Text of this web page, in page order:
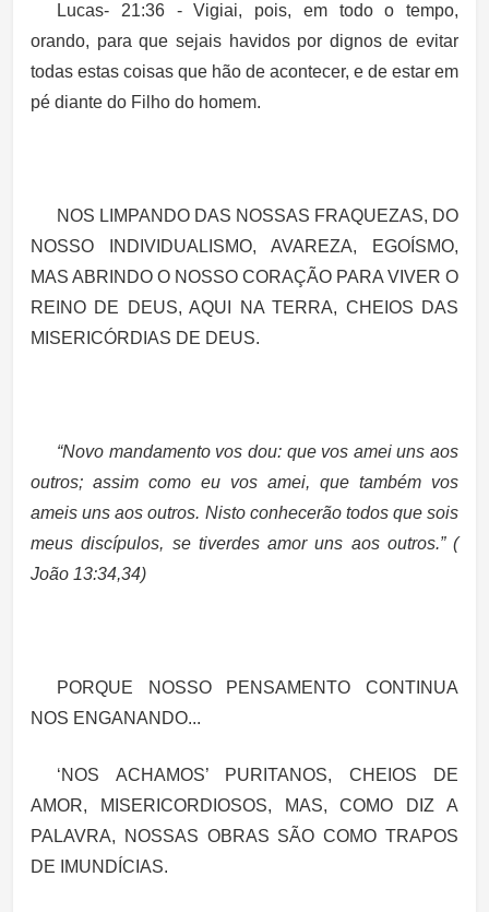
Lucas- 21:36- Vigiai, pois, em todo o tempo,
orando, para que sejais havidos por dignos de evitar
todas estas coisas que hão de acontecer, e de estar em
pé diante do Filho do homem.
NOS LIMPANDO DAS NOSSAS FRAQUEZAS, DO
NOSSO INDIVIDUALISMO, AVAREZA, EGOÍSMO,
MAS ABRINDO O NOSSO CORAÇÃO PARA VIVER O
REINO DE DEUS, AQUI NA TERRA, CHEIOS DAS
MISERICÓRDIAS DE DEUS.
“Novo mandamento vos dou: que vos amei uns aos
outros; assim como eu vos amei, que também vos
ameis uns aos outros. Nisto conhecerão todos que sois
meus discípulos, se tiverdes amor uns aos outros.” (
João 13:34,34)
PORQUE NOSSO PENSAMENTO CONTINUA
NOS ENGANANDO...
‘NOS ACHAMOS’
PURITANOS, CHEIOS DE
AMOR, MISERICORDIOSOS, MAS, COMO DIZ A
PALAVRA, NOSSAS OBRAS SÃO COMO TRAPOS
DE IMUNDÍCIAS.